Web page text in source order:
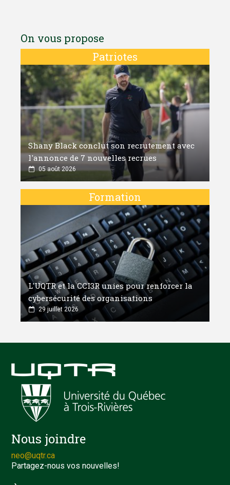
On vous propose
Patriotes
Shany Black conclut son recrutement avec
l'annonce de 7 nouvelles recrues
05 août 2026
Formation
L'UQTR et la CCI3R unies pour renforcer la
cybersécurité des organisations
29 juillet 2026
Nous joindre
neo@uqtr.ca
Partagez-nous vos nouvelles!